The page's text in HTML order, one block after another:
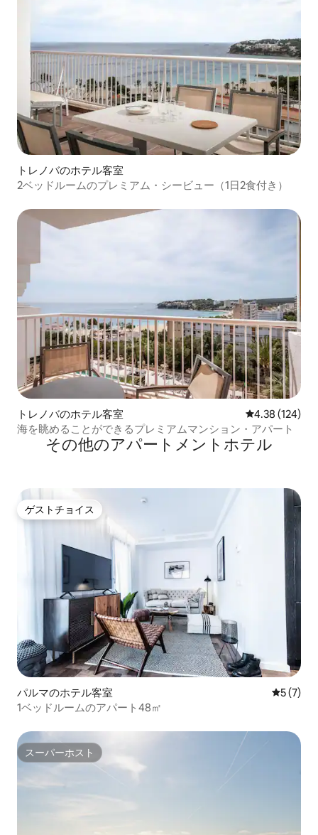
トレノバのホテル客室
2ベッドルームのプレミアム・シービュー（1日2食付き）
トレノバのホテル客室 レビュー124
4.38 (124)
海を眺めることができるプレミアムマンション・アパート
その他のアパートメントホテル
ゲストチョイス
ゲストチョイス
パルマのホテル客室 レビュー
5 (7)
1ベッドルームのアパート48㎡
スーパーホスト
スーパーホスト